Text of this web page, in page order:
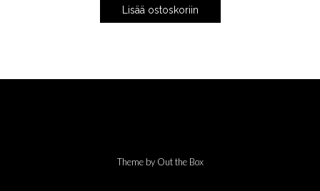
Lisää ostoskoriin
Theme by Out the Box